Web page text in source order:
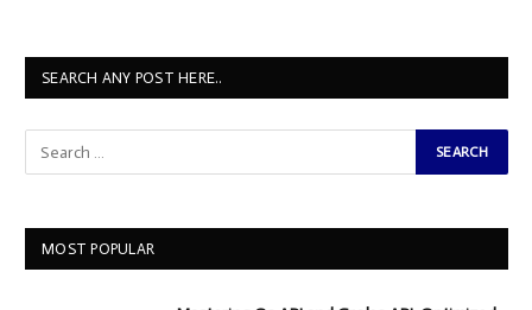
SEARCH ANY POST HERE..
MOST POPULAR